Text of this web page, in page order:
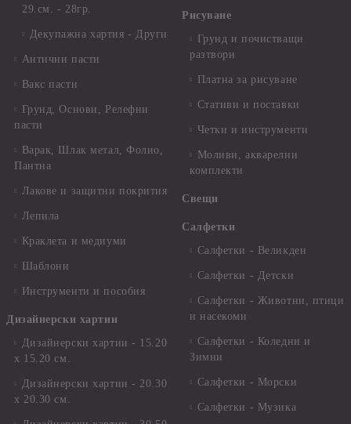
29.см. - 28гр.
Декупажна хартия - Други
Антични пасти
Вакс пасти
Грунд, Основи, Релефни
пасти
Варак, Шлак метал, Фолио,
Пантна
Лакове и защитни покрития
Лепила
Краклета и медиуми
Шаблони
Инструменти и пособия
Дизайнерски хартии
Дизайнерски хартии - 15.20
х 15.20 см.
Дизайнерски хартии - 20.30
х 20.30 см.
Рисуване
Грунд и почистващи
разтвори
Платна за рисуване
Стативи и поставки
Четки и инструменти
Моливи, акварелни
комплекти
Свещи
Салфетки
Салфетки - Великден
Салфетки - Детски
Салфетки - Животни, птици
и насекоми
Салфетки - Коледни и
Зимни
Салфетки - Морски
Салфетки - Музика